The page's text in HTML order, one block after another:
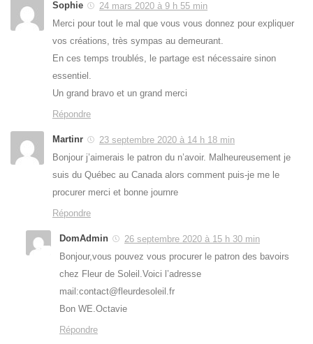
Sophie
24 mars 2020 à 9 h 55 min
Merci pour tout le mal que vous vous donnez pour expliquer
vos créations, très sympas au demeurant.
En ces temps troublés, le partage est nécessaire sinon
essentiel.
Un grand bravo et un grand merci
Répondre
Martinr
23 septembre 2020 à 14 h 18 min
Bonjour j’aimerais le patron du n’avoir. Malheureusement je
suis du Québec au Canada alors comment puis-je me le
procurer merci et bonne journre
Répondre
DomAdmin
26 septembre 2020 à 15 h 30 min
Bonjour,vous pouvez vous procurer le patron des bavoirs
chez Fleur de Soleil.Voici l’adresse
mail:contact@fleurdesoleil.fr
Bon WE.Octavie
Répondre